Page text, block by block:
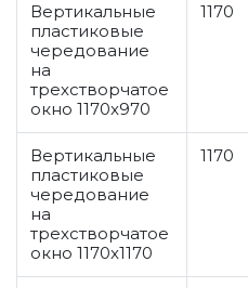
Вертикальные
пластиковые
чередование
на
трехстворчатое
окно 1170x970
1170
Вертикальные
пластиковые
чередование
на
трехстворчатое
окно 1170x1170
1170